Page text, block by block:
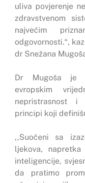
uliva povjerenje
zdravstvenom
najvećim
odgovornosti.“,
dr Snežana
Dr Mugoša je
evropskim
nepristrasnost i
principi koji
,,Suočeni sa
ljekova,
inteligencije,
da pratimo